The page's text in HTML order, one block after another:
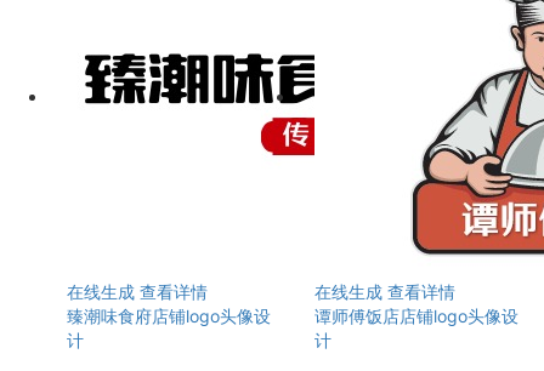
在线生成 查看详情
臻潮味食府店铺logo头像设
计
在线生成 查看详情
谭师傅饭店店铺logo头像设
计